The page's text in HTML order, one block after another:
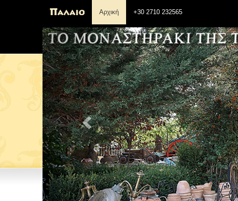
Αρχική +30 2710 232565
Previous